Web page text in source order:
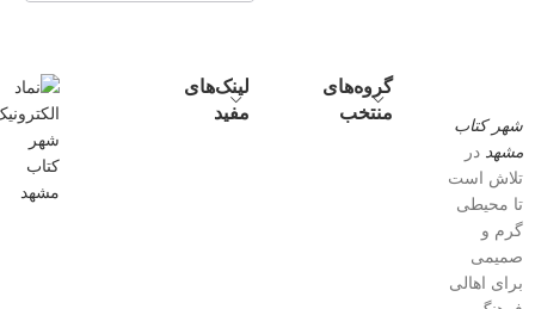
شهر کتاب
مشهد در
تلاش است
تا محیطی
گرم و
صمیمی
برای اهالی
گروه‌های
منتخب
لینک‌های
مفید